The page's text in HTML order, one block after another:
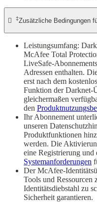
 ‡Zusätzliche Bedingungen
Leistungsumfang:
McAfee Total
LiveSafe-
Adressen enthalten.
erst nach dem
Funktion der Darknet-
gleichermaßen
den
Ihr Abonnement
unseren
Produktfunktionen
werden. Die
eine Registrierung
Systemanforderungen
Der McAfee-
Tools und Ressourcen
Identitätsdiebstahl zu
Sicherheit garantieren.